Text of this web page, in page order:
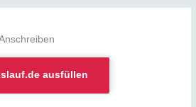
ausfüllen